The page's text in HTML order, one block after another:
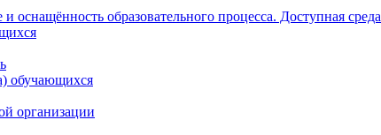
оснащённость образовательного процесса. Доступная среда
обучающихся
организации